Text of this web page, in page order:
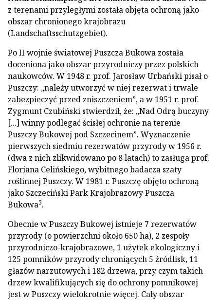
z terenami przyległymi została objęta ochroną jako
obszar chronionego krajobrazu
(Landschaftsschutzgebiet).
Po II wojnie światowej Puszcza Bukowa została
doceniona jako obszar przyrodniczy przez polskich
naukowców. W 1948 r. prof. Jarosław Urbański pisał o
Puszczy: „należy utworzyć w niej rezerwat i trwale
zabezpieczyć przed zniszczeniem”, a w 1951 r. prof.
Zygmunt Czubiński stwierdził, że: „Nad Odrą buczyny
[...] winny podlegać ścisłej ochronie na terenie
Puszczy Bukowej pod Szczecinem”. Wyznaczenie
pierwszych siedmiu rezerwatów przyrody w 1956 r.
(dwa z nich zlikwidowano po 8 latach) to zasługa prof.
Floriana Celińskiego, wybitnego badacza szaty
roślinnej Puszczy. W 1981 r. Puszczę objęto ochroną
jako Szczeciński Park Krajobrazowy Puszcza
Bukowa5.
Obecnie w Puszczy Bukowej istnieje 7 rezerwatów
przyrody (o powierzchni około 650 ha), 2 zespoły
przyrodniczo-krajobrazowe, 1 użytek ekologiczny i
125 pomników przyrody chroniących 5 źródlisk, 11
głazów narzutowych i 182 drzewa, przy czym takich
drzew kwalifikujących się do ochrony pomnikowej
jest w Puszczy wielokrotnie więcej. Cały obszar